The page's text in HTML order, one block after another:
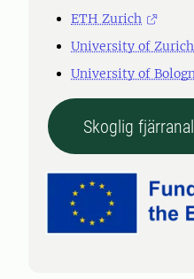
ETH Zurich
University of Zurich
University of
Skoglig